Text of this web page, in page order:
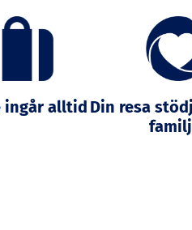
ingår alltid Din resa